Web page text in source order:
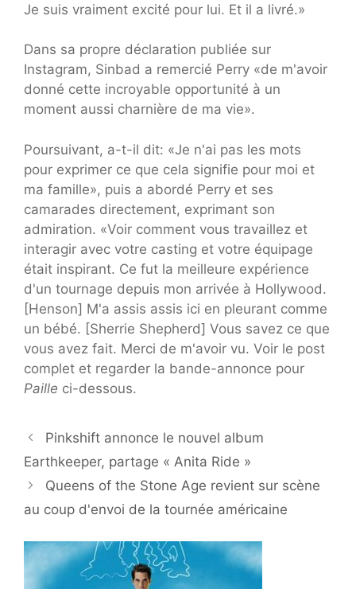
Je suis vraiment excité pour lui. Et il a livré.»
Dans sa propre déclaration publiée sur
Instagram, Sinbad a remercié Perry «de m'avoir
donné cette incroyable opportunité à un
moment aussi charnière de ma vie».
Poursuivant, a-t-il dit: «Je n'ai pas les mots
pour exprimer ce que cela signifie pour moi et
ma famille», puis a abordé Perry et ses
camarades directement, exprimant son
admiration. «Voir comment vous travaillez et
interagir avec votre casting et votre équipage
était inspirant. Ce fut la meilleure expérience
d'un tournage depuis mon arrivée à Hollywood.
[Henson] M'a assis assis ici en pleurant comme
un bébé. [Sherrie Shepherd] Vous savez ce que
vous avez fait. Merci de m'avoir vu. Voir le post
complet et regarder la bande-annonce pour
Paille ci-dessous.
Pinkshift annonce le nouvel album
Earthkeeper, partage « Anita Ride »
Queens of the Stone Age revient sur scène
au coup d'envoi de la tournée américaine